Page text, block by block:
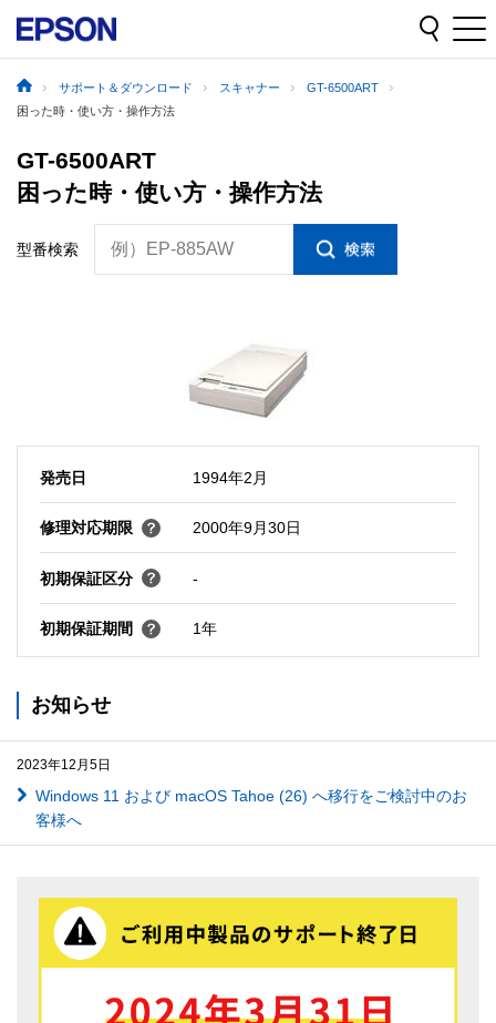
サポート＆ダウンロード スキャナー
GT-6500ART
困った時・使い方・操作方法
GT-6500ART
困った時・使い方・操作方法
型番検索 例）EP-885AW
発売日 1994年2月
修理対応期限 2000年9月30日
初期保証区分 -
初期保証期間 1年
お知らせ
2023年12月5日
Windows 11 および macOS Tahoe (26) へ移行をご検討中のお
客様へ